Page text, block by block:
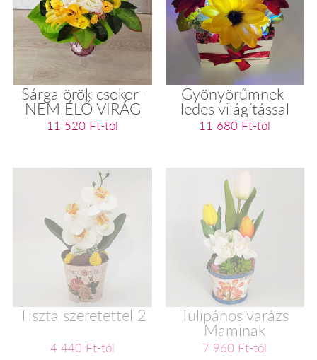
Sárga örök csokor-
NEM ÉLŐ VIRÁG
11 520 Ft-tól
Gyönyörűmnek-
ledes világítással
11 680 Ft-tól
Tiszta szeretettel 2
4 440 Ft-tól
Tulipános varázs
Maminak
7 960 Ft-tól